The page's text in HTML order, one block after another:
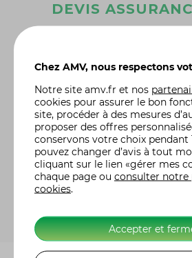
DEVIS
VOUS ÊTES CLIENT
VOUS N'ÊTES PAS CLIENT
Lors de la tarification, vous pourrez
ourecevoir votre devis par mail.
Chez AMV, nous respectons
Notre site amv.fr et nos
cookies pour assurer le bon
site, procéder à des mesures
proposer des offres
conservons votre choix pendant
pouvez changer d’avis à tout
cliquant sur le lien «gérer mes
chaque page ou consulter notre
cookies.
Accepter et